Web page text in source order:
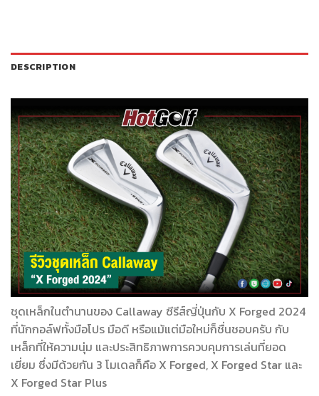
DESCRIPTION
ชุดเหล็กในตำนานของ Callaway ซีรีส์ญี่ปุ่นกับ X Forged 2024
ที่นักกอล์ฟทั้งมือโปร มือดี หรือแม้แต่มือใหม่ก็ชื่นชอบครับ กับ
เหล็กที่ให้ความนุ่ม และประสิทธิภาพการควบคุมการเล่นที่ยอด
เยี่ยม ซึ่งมีด้วยกัน 3 โมเดลก็คือ X Forged, X Forged Star และ
X Forged Star Plus